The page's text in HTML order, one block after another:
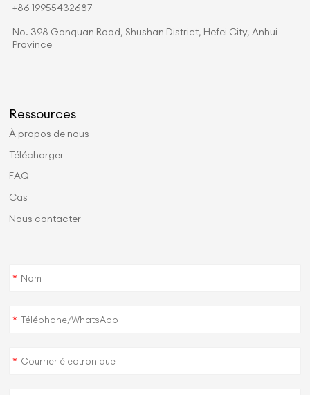
+86 19955432687
No. 398 Ganquan Road, Shushan District, Hefei City, Anhui
Province
Ressources
À propos de nous
Télécharger
FAQ
Cas
Nous contacter
*
*
*